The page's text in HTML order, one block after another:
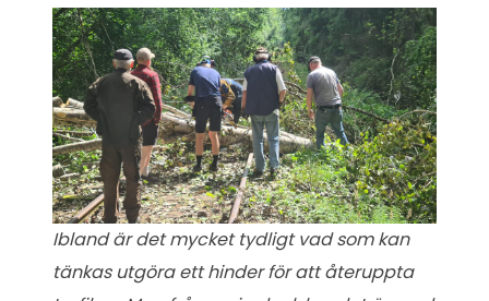
Ibland är det mycket tydligt vad som kan
tänkas utgöra ett hinder för att återuppta